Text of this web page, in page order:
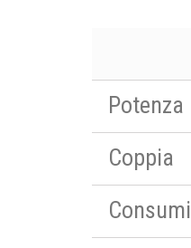
Potenza
Coppia
Consumi